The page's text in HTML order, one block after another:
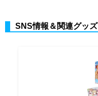
SNS情報＆関連グッズ